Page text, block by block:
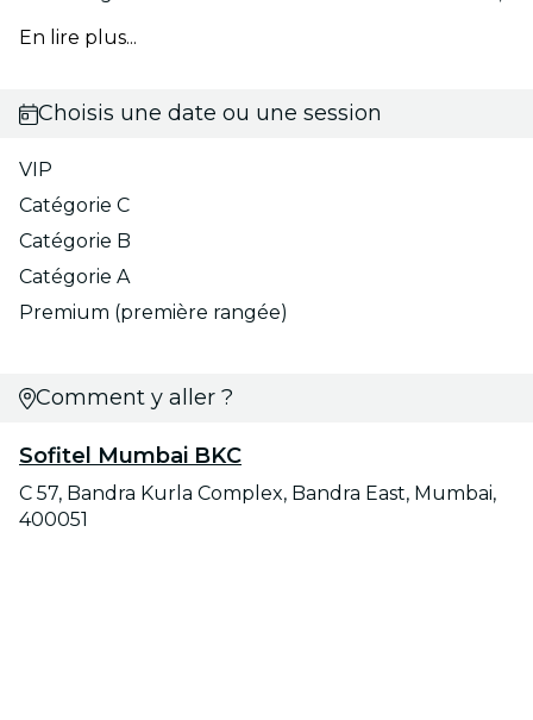
En lire plus...
Choisis une date ou une session
VIP
Catégorie C
Catégorie B
Catégorie A
Premium (première rangée)
Comment y aller ?
Sofitel Mumbai BKC
C 57, Bandra Kurla Complex, Bandra East, Mumbai,
400051